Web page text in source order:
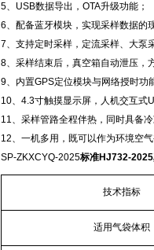
5、USB数据导出，OTA升级功能；
6、配备蓝牙模块，实现采样数据的
7、支持定时采样，定流采样、大泵
8、采样结束后，真空箱自动泄压，
9、内置GPS定位模块与网络授时功
10、4.3寸触摸显示屏，人机交互式
11、采样管路全程伴热，同时具备
12、一机多用，既可以作为环境空
SP-ZKXCYQ-2025标准HJ732-
技术指标
适用气袋体积